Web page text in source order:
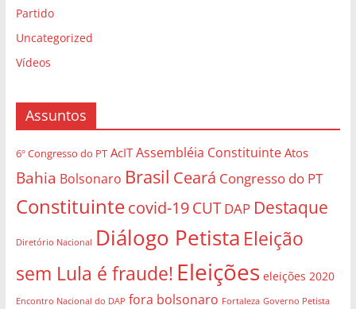
Partido
Uncategorized
Vídeos
Assuntos
6º Congresso do PT AcIT Assembléia Constituinte Atos
Bahia Bolsonaro Brasil Ceará Congresso do PT
Constituintecovid-19CUT DAP Destaque
Diretório Nacional Diálogo Petista Eleição
sem Lula é fraude! Eleições eleições 2020
Encontro Nacional do DAP fora bolsonaro Fortaleza Governo Petista